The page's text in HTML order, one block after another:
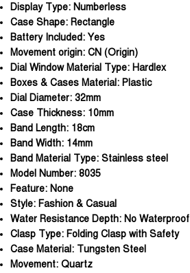
Display Type: Numberless
Case Shape: Rectangle
Battery Included: Yes
Movement origin: CN (Origin)
Dial Window Material Type: Hardlex
Boxes & Cases Material: Plastic
Dial Diameter: 32mm
Case Thickness: 10mm
Band Length: 18cm
Band Width: 14mm
Band Material Type: Stainless steel
Model Number: 8035
Feature: None
Style: Fashion & Casual
Water Resistance Depth: No Waterproof
Clasp Type: Folding Clasp with Safety
Case Material: Tungsten Steel
Movement: Quartz